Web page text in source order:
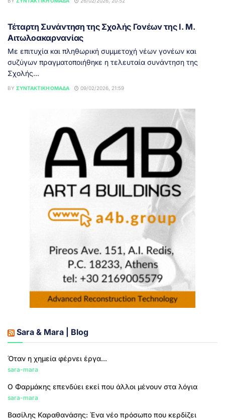
Τέταρτη Συνάντηση της Σχολής Γονέων της Ι. Μ.
Αιτωλοακαρνανίας
Με επιτυχία και πληθωρική συμμετοχή νέων γονέων και
συζύγων πραγματοποιήθηκε η τελευταία συνάντηση της
Σχολής...
BY ΣΥΝΤΑΚΤΙΚΉ ΟΜΆΔΑ 09/02/2026, 21:59
Sara & Mara | Blog
Όταν η χημεία φέρνει έργα...
sara-mara
Ο Φαρμάκης επενδύει εκεί που άλλοι μένουν στα λόγια
sara-mara
Βασίλης Καραθανάσης: Ένα νέο πρόσωπο που κερδίζει